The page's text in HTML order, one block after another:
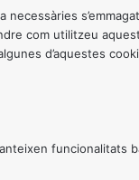
com utilitzeu
d’aquestes
funcionalitats